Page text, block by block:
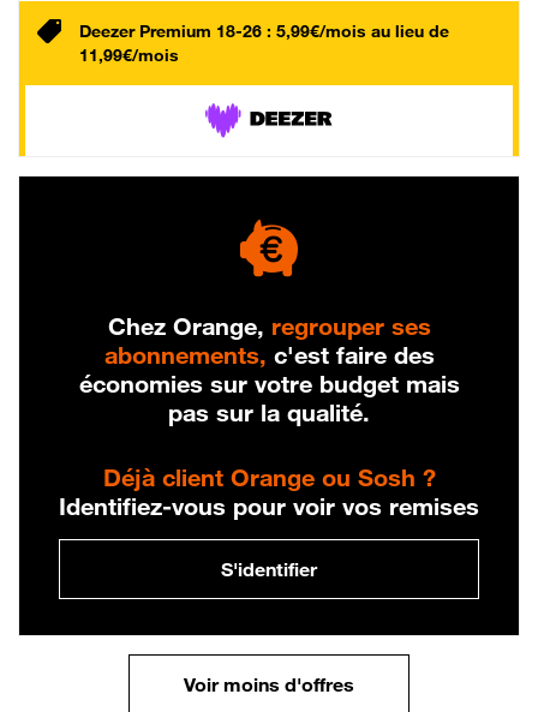
Deezer Premium 18-26 : 5,99€/mois au lieu de
11,99€/mois
Chez Orange, regrouper ses
abonnements, c'est faire des
économies sur votre budget mais
pas sur la qualité.
Déjà client Orange ou Sosh ?
Identifiez-vous pour voir vos remises
S'identifier
Voir moins d'offres